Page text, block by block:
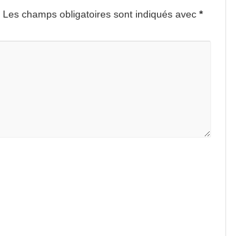
Les champs obligatoires sont indiqués avec *